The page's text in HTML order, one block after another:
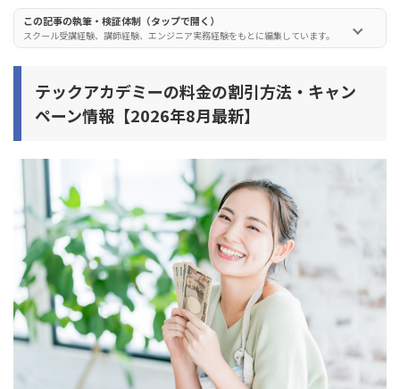
1. 無料相談参加
2. 先割
テックアカデミーで割引・キャンペーンを利用する際の
注意点1. 併用できないキャンペーンがある
注意点2. 先割は12週間以上のプランで使用できる
注意点3. 補助金・給付金を利用できるのは一部のコースの
み
テックアカデミーの割引の申し込み方法
1. 通常の各種割引の申込方法
2. 給付金の申し込み方法
この記事の執筆・検証体制（タップで開く）
スクール受講経験、講師経験、エンジニア実務経験をもとに編集しています。
テックアカデミーの料金の割引方法・キャン
ペーン情報【2026年8月最新】